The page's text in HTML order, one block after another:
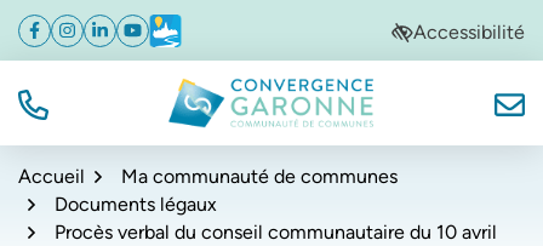
Aller
navigation
Aller
au
Aller
au
de
Facebook
(ouverture dans un nouvel onglet)
Instagram
(ouverture dans un nouvel onglet)
Linkedin
(ouverture dans un nouvel onglet)
YouTube
(ouverture dans un nouvel onglet)
Météo
(ouverture dans un nouvel onglet)Accessibilité
TÉL. Convergence Garonne
Accueil
Ma communauté de communes
Documents légaux
Procès verbal du conseil communautaire du 10 avril